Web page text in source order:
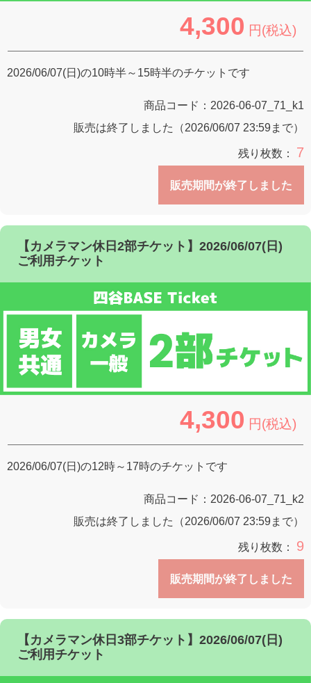
4,300 円(税込)
2026/06/07(日)の10時半～15時半のチケットです
商品コード： 2026-06-07_71_k1
販売は終了しました（2026/06/07 23:59まで）
残り枚数： 7
販売期間が終了しました
【カメラマン休日2部チケット】2026/06/07(日)
ご利用チケット
4,300 円(税込)
2026/06/07(日)の12時～17時のチケットです
商品コード： 2026-06-07_71_k2
販売は終了しました（2026/06/07 23:59まで）
残り枚数： 9
販売期間が終了しました
【カメラマン休日3部チケット】2026/06/07(日)
ご利用チケット